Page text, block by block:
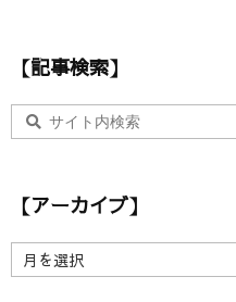
【記事検索】
【アーカイブ】
ア